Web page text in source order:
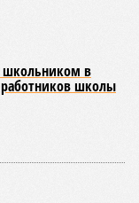
школьником в
школы